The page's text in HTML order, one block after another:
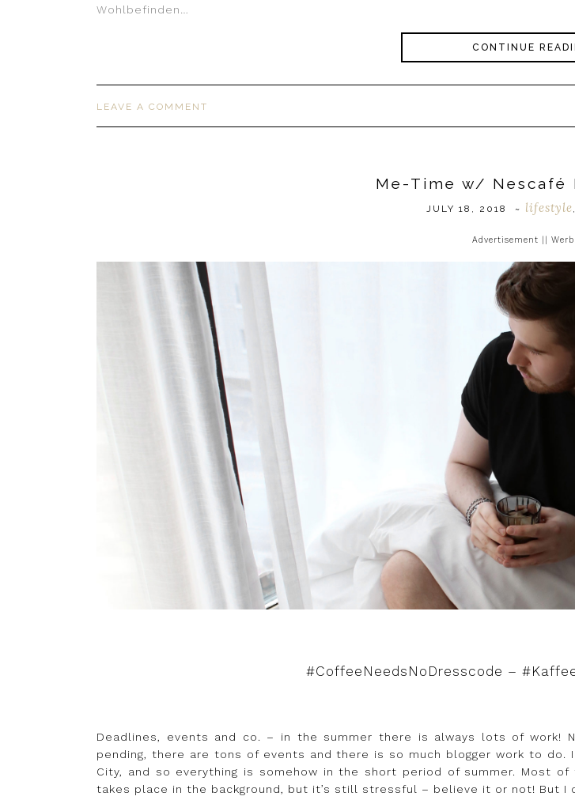
Wohlbefinden…
CONTINUE
LEAVE A COMMENT
Me-Time w/ Nescafé
JULY 18, 2018 ~ lifestyle
Advertisement ||
#CoffeeNeedsNoDresscode –
Deadlines, events and co. – in the summer there is always lots of work!
pending, there are tons of events and there is so much blogger work to do.
City, and so everything is somehow in the short period of summer. Most
takes place in the background, but it’s still stressful – believe it or not! But I